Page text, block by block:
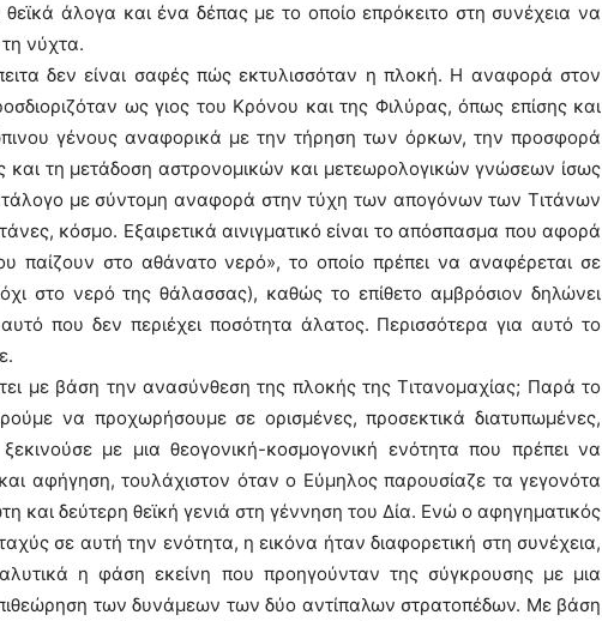
άλογα και ένα δέπας με το οποίο επρόκειτο στη συνέχεια να
νύχτα.
δεν είναι σαφές πώς εκτυλισσόταν η πλοκή. Η αναφορά στον
ως γιος του Κρόνου και της Φιλύρας, όπως επίσης και
γένους αναφορικά με την τήρηση των όρκων, την προσφορά
και τη μετάδοση αστρονομικών και μετεωρολογικών γνώσεων ίσως
με σύντομη αναφορά στην τύχη των απογόνων των Τιτάνων
κόσμο. Εξαιρετικά αινιγματικό είναι το απόσπασμα που αφορά
παίζουν στο αθάνατο νερό», το οποίο πρέπει να αναφέρεται σε
στο νερό της θάλασσας), καθώς το επίθετο αμβρόσιον δηλώνει
που δεν περιέχει ποσότητα άλατος. Περισσότερα για αυτό το
με βάση την ανασύνθεση της πλοκής της Τιτανομαχίας; Παρά το
να προχωρήσουμε σε ορισμένες, προσεκτικά διατυπωμένες,
με μια θεογονική-κοσμογονική ενότητα που πρέπει να
αφήγηση, τουλάχιστον όταν ο Εύμηλος παρουσίαζε τα γεγονότα
και δεύτερη θεϊκή γενιά στη γέννηση του Δία. Ενώ ο αφηγηματικός
σε αυτή την ενότητα, η εικόνα ήταν διαφορετική στη συνέχεια,
η φάση εκείνη που προηγούνταν της σύγκρουσης με μια
των δυνάμεων των δύο αντίπαλων στρατοπέδων. Με βάση